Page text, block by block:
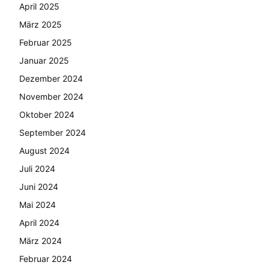
April 2025
März 2025
Februar 2025
Januar 2025
Dezember 2024
November 2024
Oktober 2024
September 2024
August 2024
Juli 2024
Juni 2024
Mai 2024
April 2024
März 2024
Februar 2024